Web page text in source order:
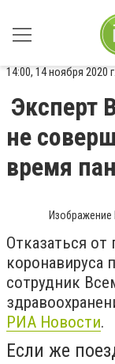
14:00, 14 ноября 2020 г.
Эксперт
не
время
Изображение
Отказаться
коронавируса
сотрудник
РИА Новости.
Если же